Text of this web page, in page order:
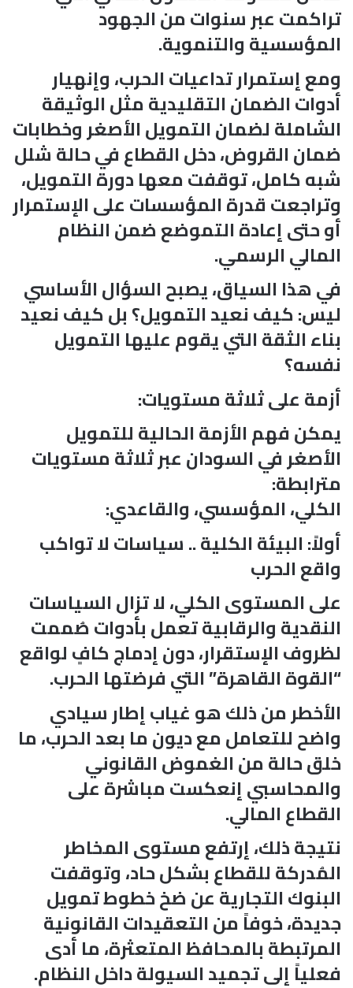
تراكمت عبر سنوات من الجهود
المؤسسية والتنموية.
ومع إستمرار تداعيات الحرب، وإنهيار
أدوات الضمان التقليدية مثل الوثيقة
الشاملة لضمان التمويل الأصغر وخطابات
ضمان القروض، دخل القطاع في حالة شلل
شبه كامل، توقفت معها دورة التمويل،
وتراجعت قدرة المؤسسات على الإستمرار
أو حتى إعادة التموضع ضمن النظام
المالي الرسمي.
في هذا السياق، يصبح السؤال الأساسي
ليس: كيف نعيد التمويل؟ بل كيف نعيد
بناء الثقة التي يقوم عليها التمويل
نفسه؟
أزمة على ثلاثة مستويات:
يمكن فهم الأزمة الحالية للتمويل
الأصغر في السودان عبر ثلاثة مستويات
مترابطة:
الكلي، المؤسسي، والقاعدي:
أولاً: البيئة الكلية .. سياسات لا تواكب
واقع الحرب
على المستوى الكلي، لا تزال السياسات
النقدية والرقابية تعمل بأدوات صُممت
لظروف الإستقرار، دون إدماج كافٍ لواقع
“القوة القاهرة” التي فرضتها الحرب.
الأخطر من ذلك هو غياب إطار سيادي
واضح للتعامل مع ديون ما بعد الحرب، ما
خلق حالة من الغموض القانوني
والمحاسبي إنعكست مباشرة على
القطاع المالي.
نتيجة ذلك، إرتفع مستوى المخاطر
المُدركة للقطاع بشكل حاد، وتوقفت
البنوك التجارية عن ضخ خطوط تمويل
جديدة، خوفاً من التعقيدات القانونية
المرتبطة بالمحافظ المتعثرة، ما أدى
فعلياً إلى تجميد السيولة داخل النظام.